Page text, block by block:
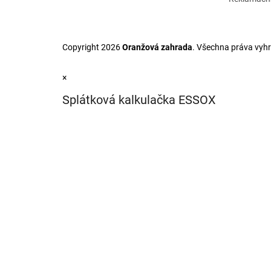
Copyright 2026Oranžová zahrada. Všechna práva
×
Splátková kalkulačka ESSOX